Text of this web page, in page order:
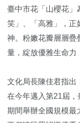
臺中市花「山櫻花」
笑」、「高雅」， 正
神。粉嫩花瓣層層疊
量，綻放優雅生命力
文化局長陳佳君指出
在今年邁入第21屆，
期間舉辦全國規模最